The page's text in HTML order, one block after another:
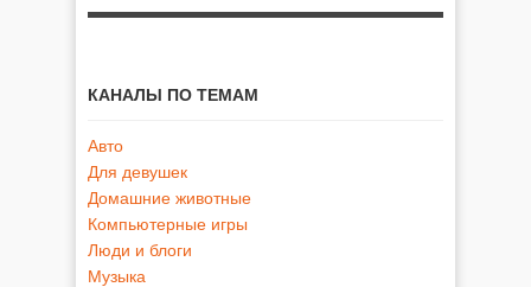
КАНАЛЫ ПО ТЕМАМ
Авто
Для девушек
Домашние животные
Компьютерные игры
Люди и блоги
Музыка